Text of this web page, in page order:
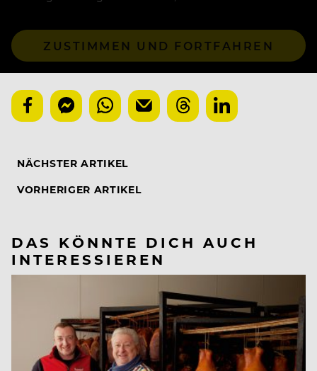
ZUSTIMMEN UND FORTFAHREN
NÄCHSTER ARTIKEL
VORHERIGER ARTIKEL
DAS KÖNNTE DICH AUCH
INTERESSIEREN